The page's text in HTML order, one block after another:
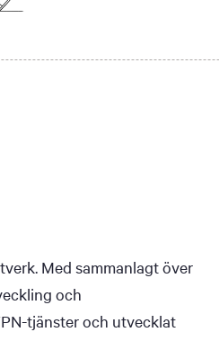
Med sammanlagt över
och
tjänster och utvecklat